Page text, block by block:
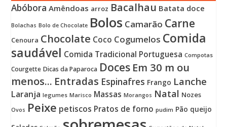
Abóbora Amêndoas arroz Bacalhau Batata doce
Bolachas Bolo de Chocolate Bolos Camarão Carne
Cenoura Chocolate Coco Cogumelos Comida
saudável Comida Tradicional Portuguesa Compotas
Courgette Dicas da Paparoca Doces Em 30 m ou
menos... Entradas Espinafres Frango Lanche
Laranja legumes Marisco Massas Morangos Natal Nozes
Ovos Peixe petiscos Pratos de forno pudim Pão queijo